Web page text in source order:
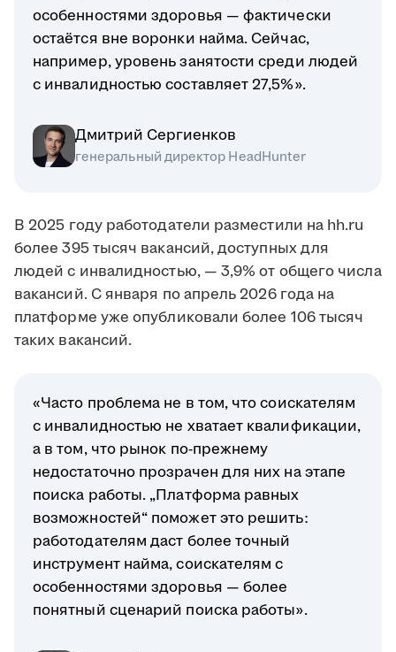
особенностями здоровья — фактически
остаётся вне воронки найма. Сейчас,
например, уровень занятости среди людей
с инвалидностью составляет 27,5%».
Дмитрий Сергиенков
генеральный директор HeadHunter
В 2025 году работодатели разместили на hh.ru
более 395 тысяч вакансий, доступных для
людей с инвалидностью, — 3,9% от общего числа
вакансий. С января по апрель 2026 года на
платформе уже опубликовали более 106 тысяч
таких вакансий.
«Часто проблема не в том, что соискателям
с инвалидностью не хватает квалификации,
а в том, что рынок по-прежнему
недостаточно прозрачен для них на этапе
поиска работы. „Платформа равных
возможностей“ поможет это решить:
работодателям даст более точный
инструмент найма, соискателям с
особенностями здоровья — более
понятный сценарий поиска работы».